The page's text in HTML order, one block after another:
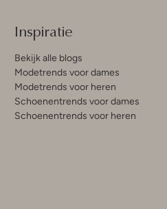
Inspiratie
Bekijk alle blogs
Modetrends voor dames
Modetrends voor heren
Schoenentrends voor dames
Schoenentrends voor heren